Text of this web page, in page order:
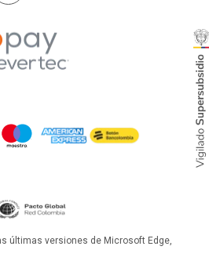
últimas versiones de Microsoft Edge,